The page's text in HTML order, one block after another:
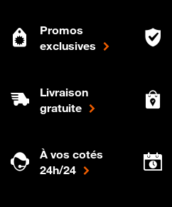
Promos
exclusives
Livraison
gratuite
À vos cotés
24h/24